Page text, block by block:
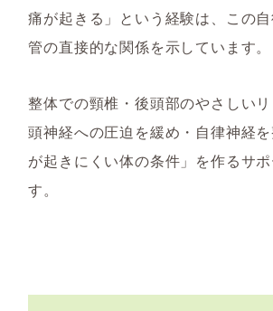
痛が起きる」という経験は、この
管の直接的な関係を示しています。
整体での頸椎・後頭部のやさしい
頭神経への圧迫を緩め・自律神経
が起きにくい体の条件」を作るサ
す。